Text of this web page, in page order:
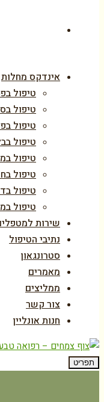
אינדקס מחלות
טיפול
טיפול
טיפול
טיפול
טיפול
טיפול
טיפול
טיפול
שירות
נתיבי הטיפול
סטרונגאון
מאמרים
ממליצים
צור קשר
חנות אונליין
תפריט